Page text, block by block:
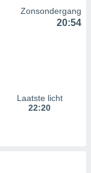
Zonsondergang
20:54
Laatste licht
22:20